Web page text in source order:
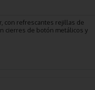
con refrescantes rejillas de
cierres de botón metálicos y